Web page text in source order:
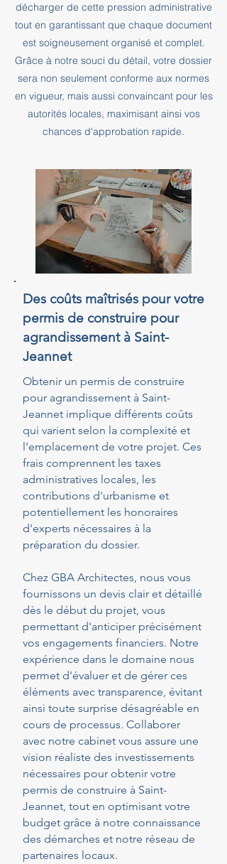
décharger de cette pression administrative
tout en garantissant que chaque document
est soigneusement organisé et complet.
Grâce à notre souci du détail, votre dossier
sera non seulement conforme aux normes
en vigueur, mais aussi convaincant pour les
autorités locales, maximisant ainsi vos
chances d'approbation rapide.
Des coûts maîtrisés pour votre
permis de construire pour
agrandissement à Saint-
Jeannet
Obtenir un permis de construire
pour agrandissement à Saint-
Jeannet implique différents coûts
qui varient selon la complexité et
l'emplacement de votre projet. Ces
frais comprennent les taxes
administratives locales, les
contributions d'urbanisme et
potentiellement les honoraires
d'experts nécessaires à la
préparation du dossier.
Chez GBA Architectes, nous vous
fournissons un devis clair et détaillé
dès le début du projet, vous
permettant d'anticiper précisément
vos engagements financiers. Notre
expérience dans le domaine nous
permet d'évaluer et de gérer ces
éléments avec transparence, évitant
ainsi toute surprise désagréable en
cours de processus. Collaborer
avec notre cabinet vous assure une
vision réaliste des investissements
nécessaires pour obtenir votre
permis de construire à Saint-
Jeannet, tout en optimisant votre
budget grâce à notre connaissance
des démarches et notre réseau de
partenaires locaux.